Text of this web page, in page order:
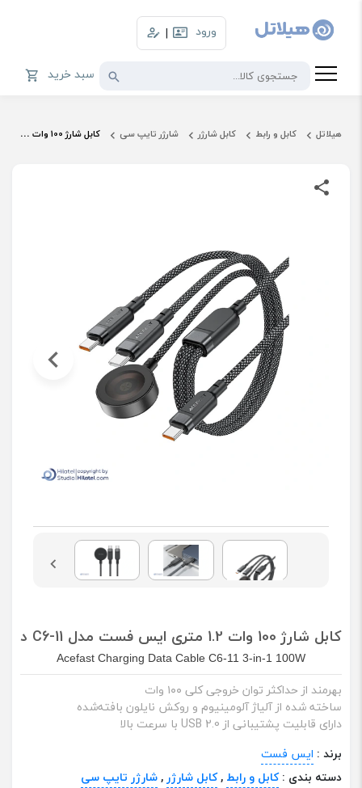
ورود |
سبد خرید
هیلاتل کابل و رابط کابل شارژر شارژر تایپ سی کابل شارژ 100 وات 1.2 متری ایس فست مدل C6-11 دو سر Type-C به همراه شارژر اپل واچ
کابل شارژ 100 وات 1.2 متری ایس فست مدل C6-11 دو سر Type-C به همراه شارژر اپل واچ
Acefast Charging Data Cable C6-11 3-in-1 100W
بهرمند از حداکثر توان خروجی کلی ۱۰۰ وات
ساخته شده از آلیاژ آلومینیوم و روکش نایلون بافته‌شده
دارای قابلیت پشتیبانی از USB 2.0 با سرعت بالا
برند : ایس فست
دسته بندی :کابل و رابط ,کابل شارژر,شارژر تایپ سی